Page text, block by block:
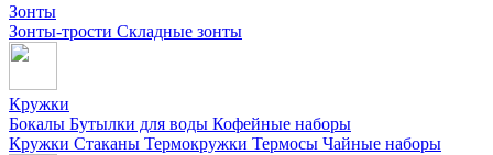
Зонты
Зонты-трости Складные зонты
Кружки
Бокалы Бутылки для воды Кофейные наборы
Кружки Стаканы Термокружки Термосы Чайные наборы